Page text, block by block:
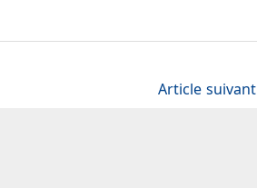
Article suivant